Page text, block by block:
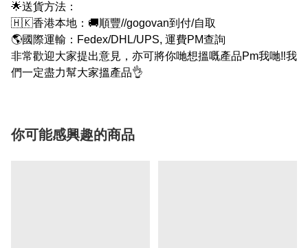
🌟送貨方法：
🇭🇰香港本地：🚚順豐//gogovan到付/自取
🌎國際運輸：Fedex/DHL/UPS, 運費PM查詢
非常歡迎大家提出意見，亦可將你哋想搵嘅產品Pm我哋‼我
們一定盡力幫大家搵產品👌
你可能感興趣的商品